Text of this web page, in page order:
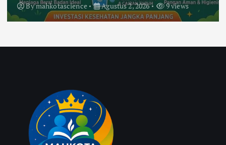
Bymahkotascience Agustus 2, 2026 9 views